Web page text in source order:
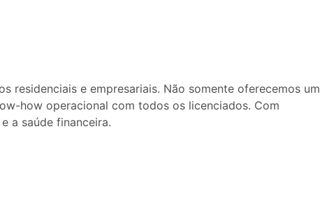
residenciais e empresariais. Não somente oferecemos um
how operacional com todos os licenciados. Com
a saúde financeira.